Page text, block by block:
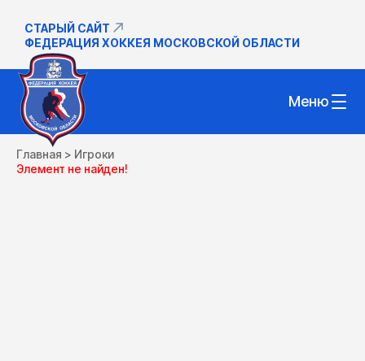
СТАРЫЙ САЙТ
ФЕДЕРАЦИЯ ХОККЕЯ МОСКОВСКОЙ ОБЛАСТИ
Меню
Главная > Игроки
Элемент не найден!